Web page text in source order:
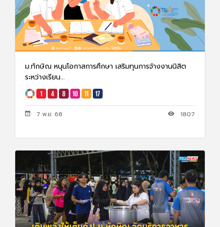
ม.ทักษิณ หนุนโอกาสการศึกษา เสริมทุนการจ้างงานนิสิต
ระหว่างเรียน...
7 พ.ย. 68 1807